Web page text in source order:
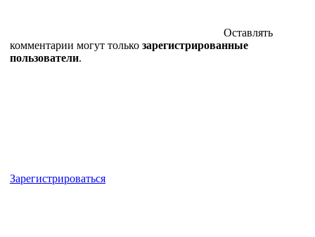
Оставлять
комментарии могут только зарегистрированные
пользователи.
Зарегистрироваться